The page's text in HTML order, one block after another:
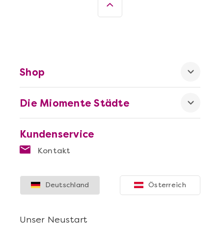
Kundenservice
Kontakt
Die Miomente Städte
Shop
Unser Neustart
Deutschland Österreich